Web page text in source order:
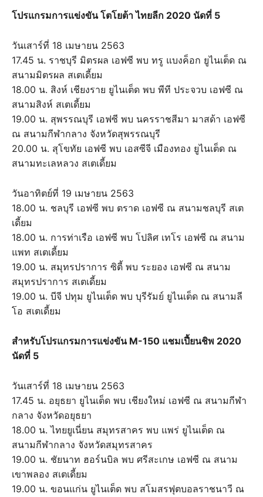
โปรแกรมการแข่งขัน โตโยต้า ไทยลีก 2020 นัดที่ 5
วันเสาร์ที่ 18 เมษายน 2563
17.45 น. ราชบุรี มิตรผล เอฟซี พบ ทรู แบงค็อก ยูไนเต็ด ณ
สนามมิตรผล สเตเดี้ยม
18.00 น. สิงห์ เชียงราย ยูไนเต็ด พบ พีที ประจวบ เอฟซี ณ
สนามสิงห์ สเตเดี้ยม
19.00 น. สุพรรณบุรี เอฟซี พบ นครราชสีมา มาสด้า เอฟซี
ณ สนามกีฬากลาง จังหวัดสุพรรณบุรี
20.00 น. สุโขทัย เอฟซี พบ เอสซีจี เมืองทอง ยูไนเต็ด ณ
สนามทะเลหลวง สเตเดี้ยม
วันอาทิตย์ที่ 19 เมษายน 2563
18.00 น. ชลบุรี เอฟซี พบ ตราด เอฟซี ณ สนามชลบุรี สเต
เดี้ยม
18.00 น. การท่าเรือ เอฟซี พบ โปลิศ เทโร เอฟซี ณ สนาม
แพท สเตเดี้ยม
19.00 น. สมุทรปราการ ซิตี้ พบ ระยอง เอฟซี ณ สนาม
สมุทรปราการ สเตเดี้ยม
19.00 น. บีจี ปทุม ยูไนเต็ด พบ บุรีรัมย์ ยูไนเต็ด ณ สนามลี
โอ สเตเดี้ยม
สำหรับโปรแกรมการแข่งขัน M-150 แชมเปี้ยนชิพ 2020
นัดที่ 5
วันเสาร์ที่ 18 เมษายน 2563
17.45 น. อยุธยา ยูไนเต็ด พบ เชียงใหม่ เอฟซี ณ สนามกีฬา
กลาง จังหวัดอยุธยา
18.00 น. ไทยยูเนี่ยน สมุทรสาคร พบ แพร่ ยูไนเต็ด ณ
สนามกีฬากลาง จังหวัดสมุทรสาคร
19.00 น. ชัยนาท ฮอร์นบิล พบ ศรีสะเกษ เอฟซี ณ สนาม
เขาพลอง สเตเดี้ยม
19.00 น. ขอนแก่น ยูไนเต็ด พบ สโมสรฟุตบอลราชนาวี ณ